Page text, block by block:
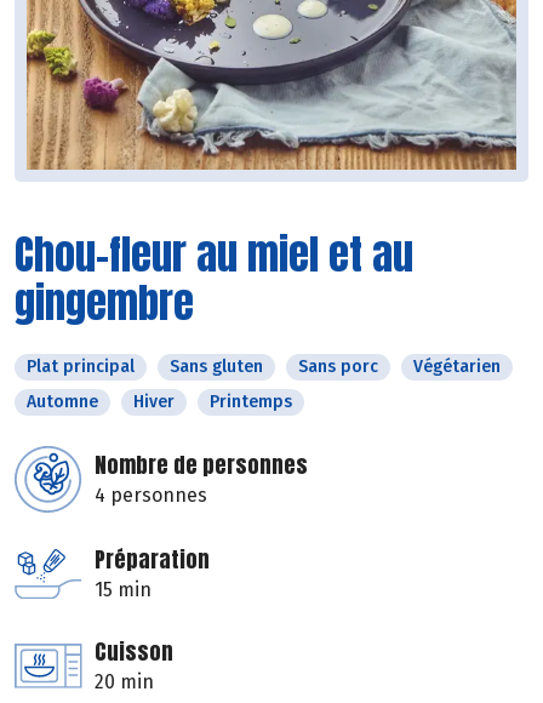
Chou-fleur au miel et au
gingembre
Plat principal Sans gluten Sans porc
Végétarien
Automne
Hiver Printemps
Nombre de personnes
4 personnes
Préparation
15 min
Cuisson
20 min